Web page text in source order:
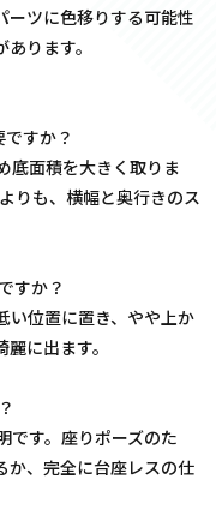
ーツに色移りする可能性
ります。
すか？
底面積を大きく取りま
りも、横幅と奥行きのス
すか？
い位置に置き、やや上か
に出ます。
です。座りポーズのた
か、完全に台座レスの仕